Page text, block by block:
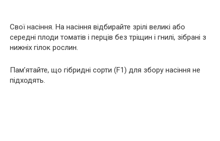
Свої насіння. На насіння відбирайте зрілі великі або
середні плоди томатів і перців без тріщин і гнилі, зібрані з
нижніх гілок рослин.
Пам’ятайте, що гібридні сорти (F1) для збору насіння не
підходять.